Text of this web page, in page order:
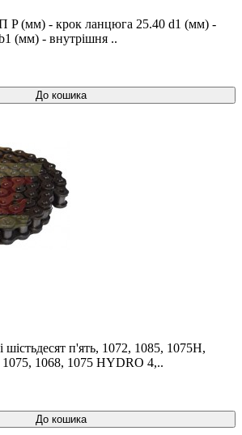
P (мм) - крок ланцюга 25.40 d1 (мм) -
(мм) - внутрішня ..
До кошика
п'ять, 1072, 1085, 1075H,
1068, 1075 HYDRO 4,..
До кошика